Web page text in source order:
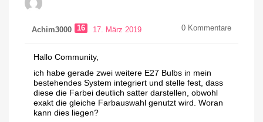
Achim3000 16 17. März 2019 0 Kommentare
Hallo Community,
ich habe gerade zwei weitere E27 Bulbs in mein
bestehendes System integriert und stelle fest, dass
diese die Farbei deutlich satter darstellen, obwohl
exakt die gleiche Farbauswahl genutzt wird. Woran
kann dies liegen?